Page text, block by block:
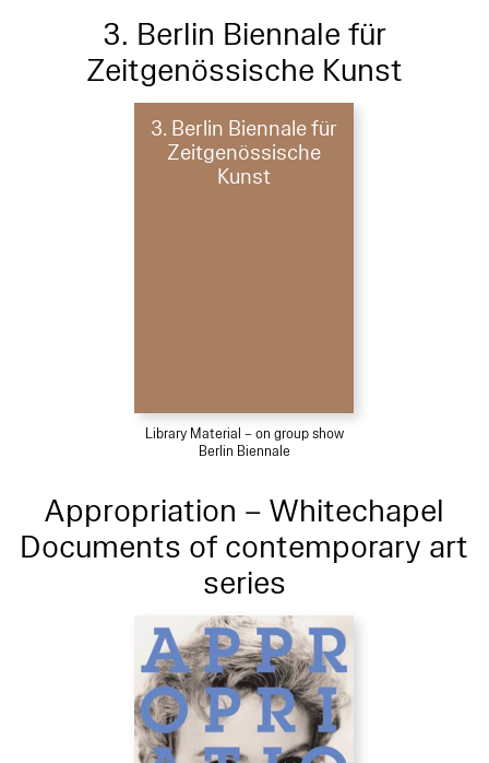
3. Berlin Biennale für
Zeitgenössische Kunst
3. Berlin Biennale für
Zeitgenössische
Kunst
Library Material – on group show
Berlin Biennale
Appropriation – Whitechapel
Documents of contemporary art
series